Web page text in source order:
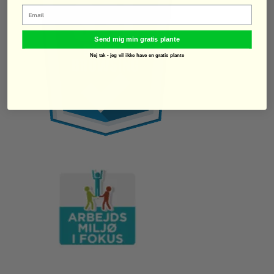
Jostabær er den perfekte busk til dig, der vil have
smagfulde og nemme bær i haven, uden besvær med
torne eller sygdomme. Med sin sunde vækst og
alsidige anvendelse er den oplagt til både
jostabær busk
nemme bærbuske
solbær stikkelsbær krydsning
jostabær opskrifter
Send mig min gratis plante
Nej tak - jeg vil ikke have en gratis plante